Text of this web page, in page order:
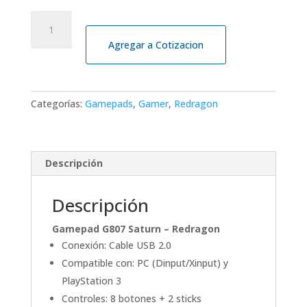
SATURN
Agregar a Cotizacion
Categorías: Gamepads, Gamer, Redragon
Descripción
Descripción
Gamepad G807 Saturn – Redragon
Conexión: Cable USB 2.0
Compatible con: PC (Dinput/Xinput) y
PlayStation 3
Controles: 8 botones + 2 sticks